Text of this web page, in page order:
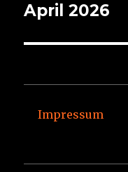
Beitrag:
April 2026
Impressum